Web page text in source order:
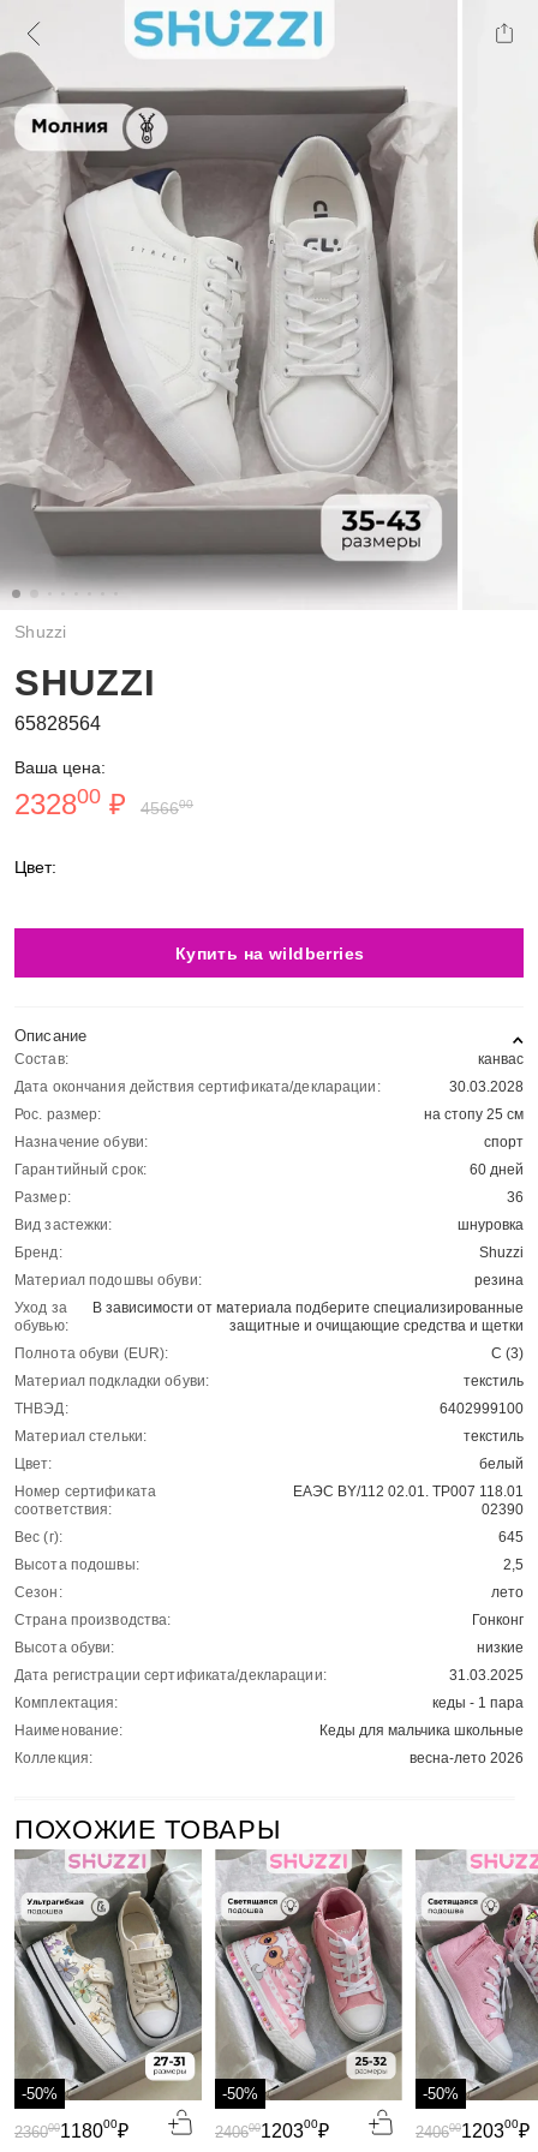
Shuzzi
SHUZZI
65828564
Ваша цена:
232800 ₽ 456600
Цвет:
Купить на wildberries
Описание
Состав:
канвас
Дата окончания действия сертификата/декларации:
30.03.2028
Рос. размер:
на стопу 25 см
Назначение обуви:
спорт
Гарантийный срок:
60 дней
Размер:
36
Вид застежки:
шнуровка
Бренд:
Shuzzi
Материал подошвы обуви:
резина
Уход за
обувью:
В зависимости от материала подберите специализированные
защитные и очищающие средства и щетки
Полнота обуви (EUR):
С (3)
Материал подкладки обуви:
текстиль
ТНВЭД:
6402999100
Материал стельки:
текстиль
Цвет:
белый
Номер сертификата
соответствия:
ЕАЭС BY/112 02.01. ТР007 118.01
02390
Вес (г):
645
Высота подошвы:
2,5
Сезон:
лето
Страна производства:
Гонконг
Высота обуви:
низкие
Дата регистрации сертификата/декларации:
31.03.2025
Комплектация:
кеды - 1 пара
Наименование:
Кеды для мальчика школьные
Коллекция:
весна-лето 2026
ПОХОЖИЕ ТОВАРЫ
-50%
118000₽
236000
-50%
120300₽
240600
-50%
120300₽
240600